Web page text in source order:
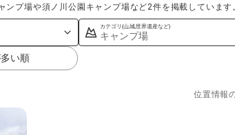
ンプ場や須ノ川公園キャンプ場など2件を掲載しています
カテゴリ(山,城,世界遺産など)
キャンプ場
い順
位置情報